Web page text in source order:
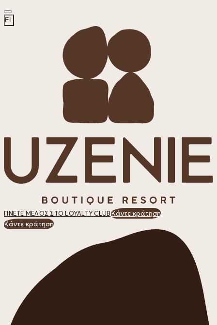
EL
ΓΊΝΕΤΕ ΜΈΛΟΣ ΣΤΟ LOYALTY CLUBΚάντε κράτηση
Κάντε κράτηση